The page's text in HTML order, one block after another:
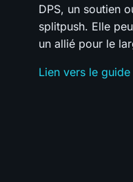
DPS, un soutien
splitpush. Elle
un allié pour le
Lien vers le guide